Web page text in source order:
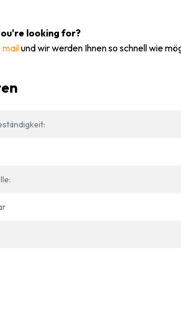
looking for?
mailund wir werden Ihnen so schnell wie